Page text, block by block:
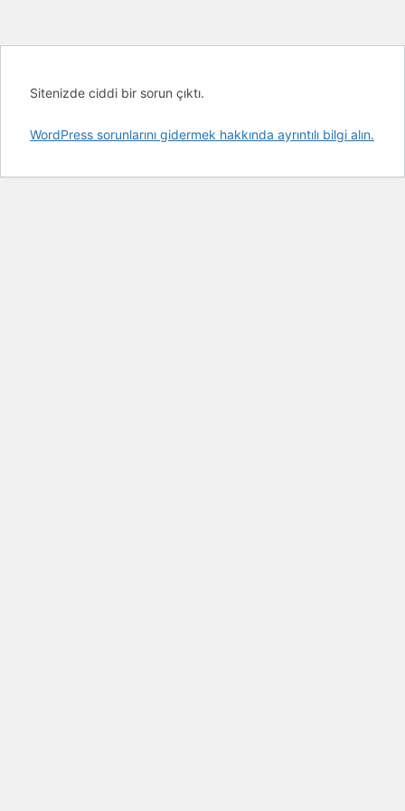
Sitenizde ciddi bir sorun çıktı.
WordPress sorunlarını gidermek hakkında ayrıntılı bilgi alın.